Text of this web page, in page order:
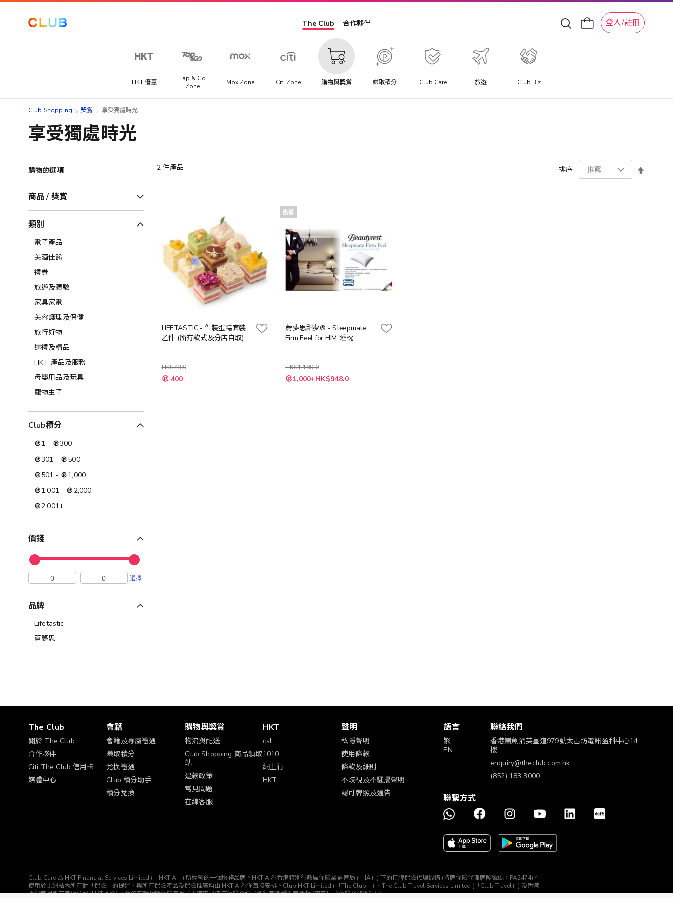
The Club 合作夥伴 登入/註冊
HKT 優惠
Tap & Go
Zone
Mox Zone Citi Zone 購物與獎賞 賺取積分 Club Care 旅遊 Club Biz
Club Shopping 獎賞 享受獨處時光
享受獨處時光
2件產品 排序
LIFETASTIC - 件裝蛋糕套裝
乙件 (所有款式及分店自取)
HK$78.0
特
殊 400
售罄
蓆夢思甜夢® - Sleepmate
Firm Feel for HIM 睡枕
HK$1,180.0
特
殊 1,000+HK$948.0
購物的選項
商品 / 獎賞
類別
電子產品
美酒佳餚
禮券
旅遊及體驗
家具家電
美容護理及保健
旅行好物
送禮及精品
HKT 產品及服務
母嬰用品及玩具
寵物主子
Club積分
1 -
300
301 -
500
501 -
1,000
1,001 -
2,000
2,001+
價錢
- 選擇
品牌
Lifetastic
蓆夢思
The Club
關於 The Club
合作夥伴
Citi The Club 信用卡
媒體中心
會籍
會籍及專屬禮遇
賺取積分
兌換禮遇
Club 積分助手
積分兌換
購物與獎賞
物流與配送
Club Shopping 商品領取
站
退款政策
常見問題
在線客服
HKT
csl.
1010
網上行
HKT
聲明
私隱聲明
使用條款
條款及細則
不歧視及不騷擾聲明
認可牌照及通告
語言
繁
EN
聯絡我們
香港鰂魚涌英皇道979號太古坊電訊盈科中心14
樓
enquiry@theclub.com.hk
(852) 183 3000
聯繫方式
Club Care 為 HKT Financial Services Limited (「HKTIA」) 所經營的一個服務品牌。HKTIA 為香港特別行政區保險業監管局 (「IA」) 下的持牌保險代理機構 (持牌保險代理牌照號碼：FA2474)。
使用於此網站內所有對「保險」的提述、與所有保險產品及保險推廣均由 HKTIA 為你直接安排。Club HKT Limited (「The Club」) 、The Club Travel Services Limited (「Club Travel」) 及香港
電訊集團所有其他公司 (HKTIA除外) 並沒有就相關保險產品或推廣安排任何保險合約或進行其他受規管活動 (定義見《保險業條例》)。